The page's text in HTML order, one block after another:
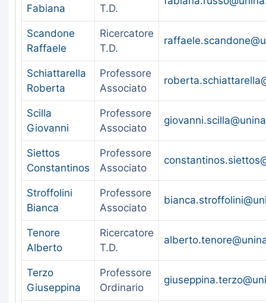
Fabiana
T.D.
Scandone
Raffaele
Ricercatore
T.D.
Schiattarella
Roberta
Professore
Associato
Scilla
Giovanni
Professore
Associato
Siettos
Constantinos
Professore
Associato
Stroffolini
Bianca
Professore
Associato
Tenore
Alberto
Ricercatore
T.D.
Terzo
Giuseppina
Professore
Ordinario